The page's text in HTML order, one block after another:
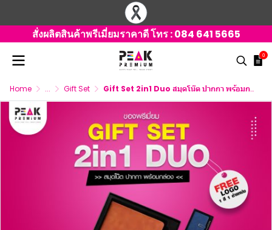
สั่งผลิตสินค้าพรีเมี่ยมราคาดี โทร :084 641 5665
0
Home ... Gift Set Gift Set 2in1 Duo สมุดโน๊ต ปากกา พร้อมกล่อง